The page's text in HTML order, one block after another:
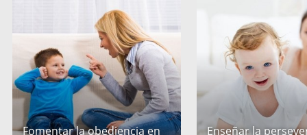
Fomentar la obediencia en Enseñar la